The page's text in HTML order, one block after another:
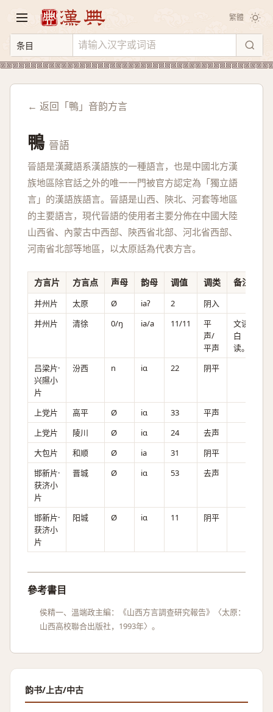
繁體
← 返回「鴨」音韵方言
鴨 晉語
晉語是漢藏語系漢語族的一種語言，也是中國北方漢
族地區除官話之外的唯一一門被官方認定為「獨立語
言」的漢語族語言。晉語是山西、陝北、河套等地區
的主要語言，現代晉語的使用者主要分佈在中國大陸
山西省、內蒙古中西部、陝西省北部、河北省西部、
河南省北部等地區，以太原話為代表方言。
方言片 方言点 声母 韵母 调值 调类 备注
并州片 太原 Ø iaʔ 2
阴入
并州片
清徐 0/ŋ ia/a 11/11
平
声/
平声
文读
白
读。
吕梁片·
兴隰小
片
汾西 n iɑ 22 阴平
上党片 高平 Ø iɑ 33
平声
上党片
陵川 Ø iɑ 24
去声
大包片
和顺 Ø ia 31
阴平
邯新片·
获济小
片
晋城 Ø iɑ 53 去声
邯新片·
获济小
片
阳城 Ø iɑ 11 阴平
參考書目
侯精一、溫端政主編：《山西方言調查研究報告》〈太原：
山西高校聯合出版社，1993年〉。
韵书/上古/中古